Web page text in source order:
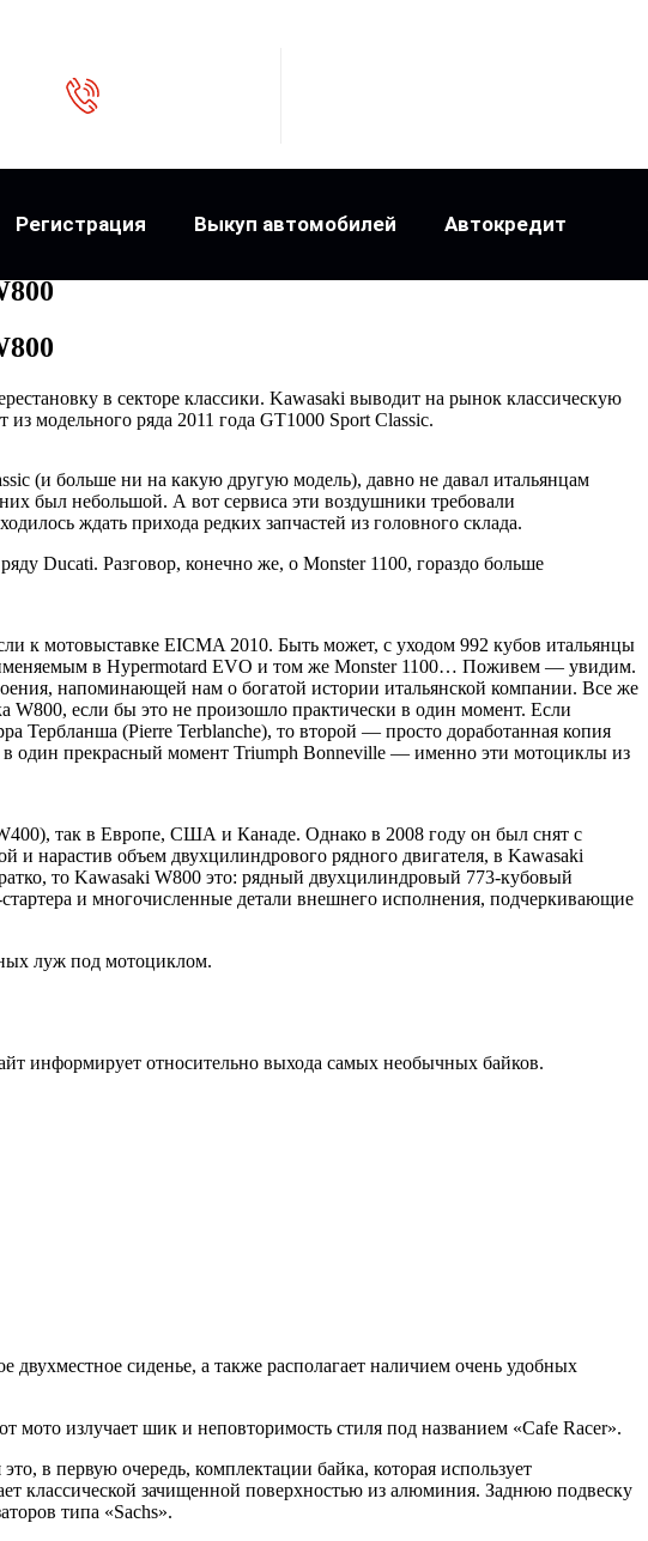
Регистрация Выкуп автомобилей Автокредит
в секторе классики. Kawasaki выводит на рынок классическую
модельного ряда 2011 года GT1000 Sport Classic.
(и больше ни на какую другую модель), давно не давал итальянцам
был небольшой. А вот сервиса эти воздушники требовали
ждать прихода редких запчастей из головного склада.
Ducati. Разговор, конечно же, о Monster 1100, гораздо больше
к мотовыставке EICMA 2010. Быть может, с уходом 992 кубов итальянцы
в Hypermotard EVO и том же Monster 1100… Поживем — увидим.
напоминающей нам о богатой истории итальянской компании. Все же
W800, если бы это не произошло практически в один момент. Если
(Pierre Terblanche), то второй — просто доработанная копия
в один прекрасный момент Triumph Bonneville — именно эти мотоциклы из
так в Европе, США и Канаде. Однако в 2008 году он был снят с
и нарастив объем двухцилиндрового рядного двигателя, в Kawasaki
то Kawasaki W800 это: рядный двухцилиндровый 773-кубовый
и многочисленные детали внешнего исполнения, подчеркивающие
луж под мотоциклом.
информирует относительно выхода самых необычных байков.
сиденье, а также располагает наличием очень удобных
излучает шик и неповторимость стиля под названием «Cafe Racer».
в первую очередь, комплектации байка, которая использует
классической зачищенной поверхностью из алюминия. Заднюю подвеску
типа «Sachs».